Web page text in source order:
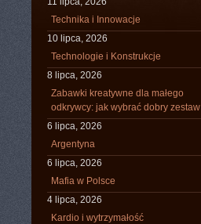
Technika i Innowacje
10 lipca, 2026
Technologie i Konstrukcje
8 lipca, 2026
Zabawki kreatywne dla małego
odkrywcy: jak wybrać dobry zestaw
6 lipca, 2026
Argentyna
6 lipca, 2026
Mafia w Polsce
4 lipca, 2026
Kardio i wytrzymałość